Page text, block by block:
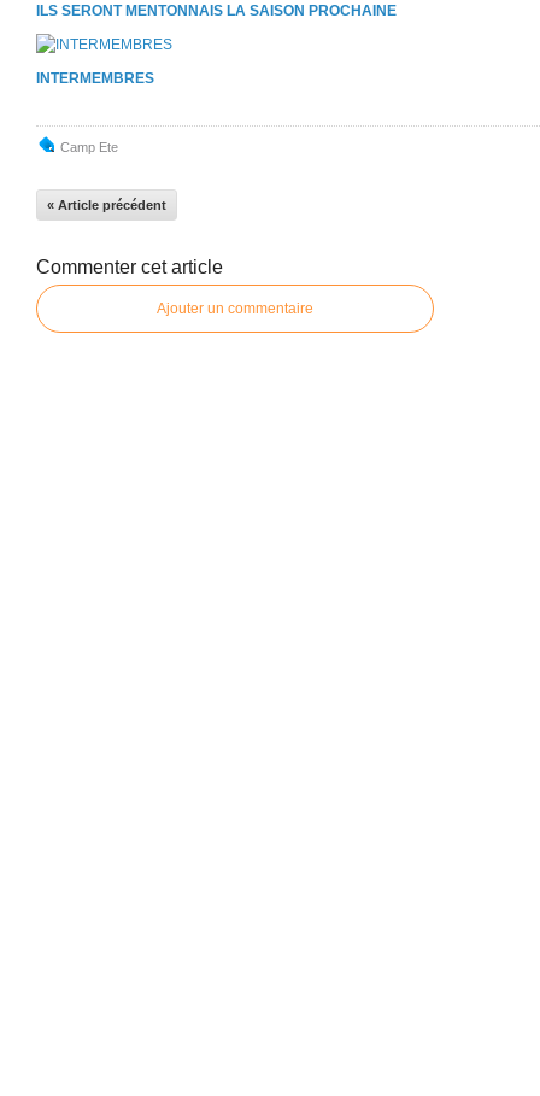
ILS SERONT MENTONNAIS LA SAISON PROCHAINE
INTERMEMBRES
Camp Ete
« Article précédent
Commenter cet article
Ajouter un commentaire